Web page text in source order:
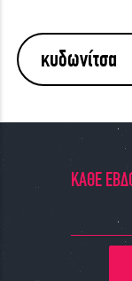
ΕΙΣΟΔΟΣ
ΕΚΠΛΗΚΤΙΚΑ
ΜΟΝΑΔΙΚΕΣ
ΚΑΘΕ